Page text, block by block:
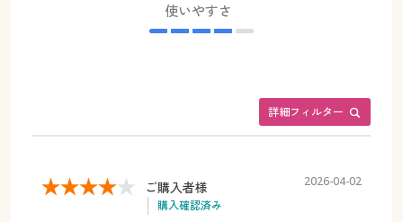
使いやすさ
詳細フィルター
ご購入者様
購入確認済み
2026-04-02